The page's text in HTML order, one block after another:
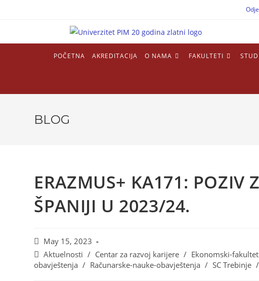
POČETNA AKREDITACIJA O NAMA FAKULTETI
BLOG
ERAZMUS+ KA171: POZIV
ŠPANIJI U 2023/24.
May 15, 2023
Aktuelnosti / Centar za razvoj karijere / Ekonomski-
obavještenja / Računarske-nauke-obavještenja / SC Trebinje /